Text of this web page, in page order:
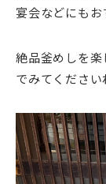
宴会などにも
絶品釜めしを
でみてください